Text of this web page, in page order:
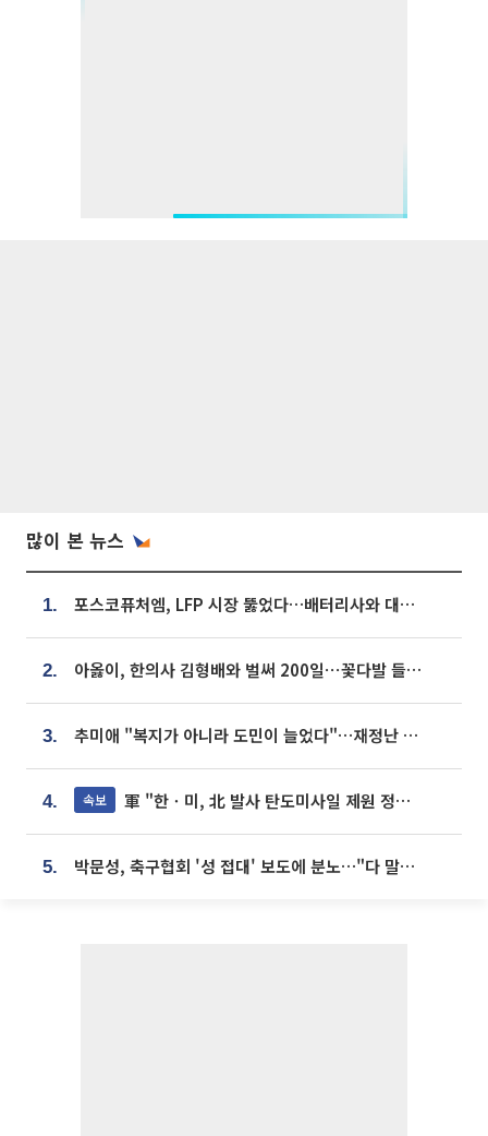
많이 본 뉴스
1. 포스코퓨처엠, LFP 시장 뚫었다…배터리사와 대규모 장기 공급 합의
2. 아옳이, 한의사 김형배와 벌써 200일⋯꽃다발 들고 "프러포즈 아냐"
3. 추미애 "복지가 아니라 도민이 늘었다"…재정난 책임론 정면돌파
4. 속보 軍 "한ㆍ미, 北 발사 탄도미사일 제원 정밀분석 중"
5. 박문성, 축구협회 '성 접대' 보도에 분노…"다 말아먹으려고 작정했나"